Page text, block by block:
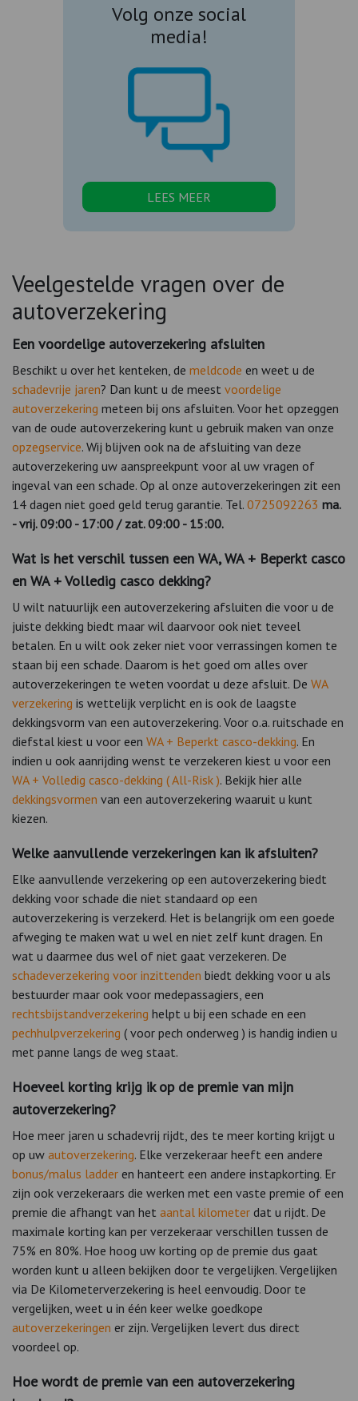
Volg onze social
media!
LEES MEER
Veelgestelde vragen over de
autoverzekering
Een voordelige autoverzekering afsluiten
Beschikt u over het kenteken, de meldcode en weet u de
schadevrije jaren? Dan kunt u de meest voordelige
autoverzekering meteen bij ons afsluiten. Voor het opzeggen
van de oude autoverzekering kunt u gebruik maken van onze
opzegservice. Wij blijven ook na de afsluiting van deze
autoverzekering uw aanspreekpunt voor al uw vragen of
ingeval van een schade. Op al onze autoverzekeringen zit een
14 dagen niet goed geld terug garantie. Tel. 0725092263 ma.
- vrij. 09:00 - 17:00 / zat. 09:00 - 15:00.
Wat is het verschil tussen een WA, WA + Beperkt casco
en WA + Volledig casco dekking?
U wilt natuurlijk een autoverzekering afsluiten die voor u de
juiste dekking biedt maar wil daarvoor ook niet teveel
betalen. En u wilt ook zeker niet voor verrassingen komen te
staan bij een schade. Daarom is het goed om alles over
autoverzekeringen te weten voordat u deze afsluit. De WA
verzekering is wettelijk verplicht en is ook de laagste
dekkingsvorm van een autoverzekering. Voor o.a. ruitschade en
diefstal kiest u voor een WA + Beperkt casco-dekking. En
indien u ook aanrijding wenst te verzekeren kiest u voor een
WA + Volledig casco-dekking ( All-Risk ). Bekijk hier alle
dekkingsvormen van een autoverzekering waaruit u kunt
kiezen.
Welke aanvullende verzekeringen kan ik afsluiten?
Elke aanvullende verzekering op een autoverzekering biedt
dekking voor schade die niet standaard op een
autoverzekering is verzekerd. Het is belangrijk om een goede
afweging te maken wat u wel en niet zelf kunt dragen. En
wat u daarmee dus wel of niet gaat verzekeren. De
schadeverzekering voor inzittenden biedt dekking voor u als
bestuurder maar ook voor medepassagiers, een
rechtsbijstandverzekering helpt u bij een schade en een
pechhulpverzekering ( voor pech onderweg ) is handig indien u
met panne langs de weg staat.
Hoeveel korting krijg ik op de premie van mijn
autoverzekering?
Hoe meer jaren u schadevrij rijdt, des te meer korting krijgt u
op uw autoverzekering. Elke verzekeraar heeft een andere
bonus/malus ladder en hanteert een andere instapkorting. Er
zijn ook verzekeraars die werken met een vaste premie of een
premie die afhangt van het aantal kilometer dat u rijdt. De
maximale korting kan per verzekeraar verschillen tussen de
75% en 80%. Hoe hoog uw korting op de premie dus gaat
worden kunt u alleen bekijken door te vergelijken. Vergelijken
via De Kilometerverzekering is heel eenvoudig. Door te
vergelijken, weet u in één keer welke goedkope
autoverzekeringen er zijn. Vergelijken levert dus direct
voordeel op.
Hoe wordt de premie van een autoverzekering